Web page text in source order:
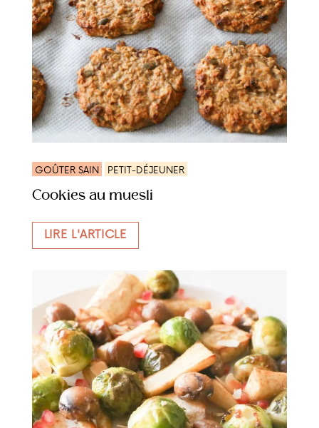
GOÛTER SAIN PETIT-DÉJEUNER
Cookies au muesli
LIRE L'ARTICLE